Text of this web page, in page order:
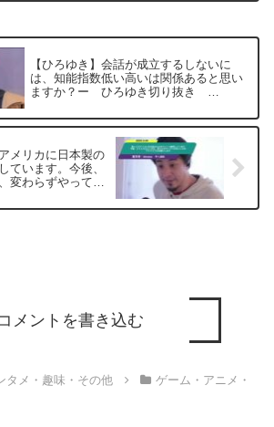
【ひろゆき】会話が成立するしないに
は、知能指数低い高いは関係あると思い
ますか？ー ひろゆき切り抜き
メリカに日本製の
ています。今後、
変わらずやってい
き 20250505
メントを書き込む
タメ・趣味・その他
ゲーム・アニメ・